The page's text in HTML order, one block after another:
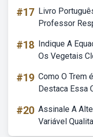
#17 Livro
Professor
#18 Indique A
Os Vegetais
#19 Como O Trem
Destaca Essa
#20 Assinale A
Variável